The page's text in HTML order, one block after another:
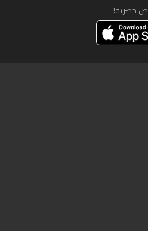
حصرية!